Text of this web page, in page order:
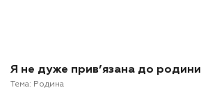
Я не дуже прив’язана до родини
Тема: Родина